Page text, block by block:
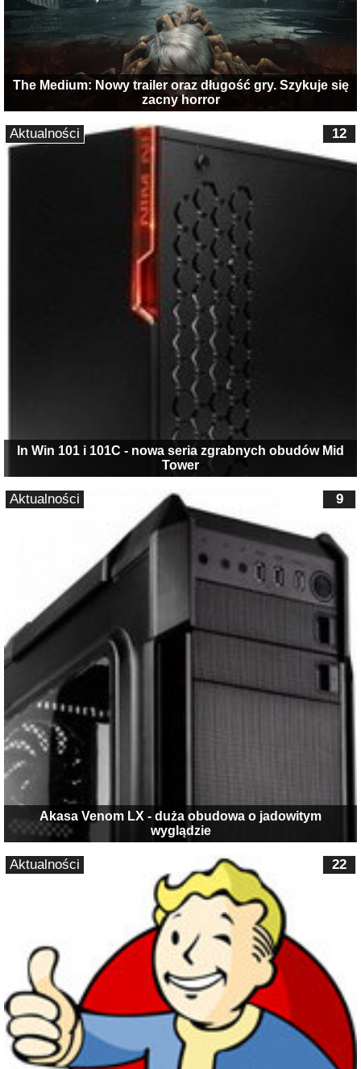
The Medium: Nowy trailer oraz długość gry. Szykuje się
zacny horror
In Win 101 i 101C - nowa seria zgrabnych obudów Mid
Tower
12
Aktualności
Akasa Venom LX - duża obudowa o jadowitym
wyglądzie
9
Aktualności
22
Aktualności